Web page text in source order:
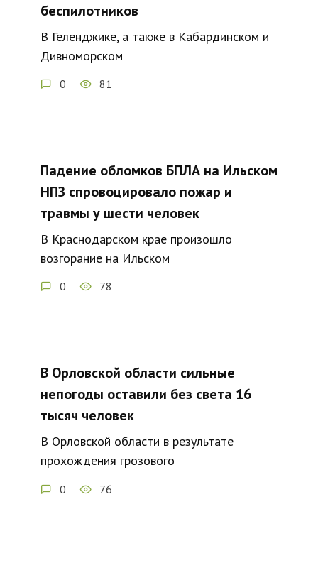
беспилотников
В Геленджике, а также в Кабардинском и
Дивноморском
0 81
Падение обломков БПЛА на Ильском
НПЗ спровоцировало пожар и
травмы у шести человек
В Краснодарском крае произошло
возгорание на Ильском
0 78
В Орловской области сильные
непогоды оставили без света 16
тысяч человек
В Орловской области в результате
прохождения грозового
0 76